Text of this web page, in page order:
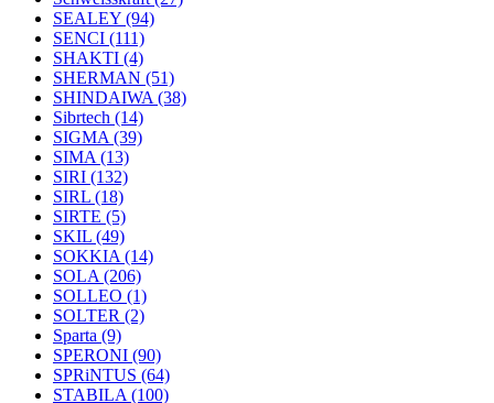
SEALEY (94)
SENCI (111)
SHAKTI (4)
SHERMAN (51)
SHINDAIWA (38)
Sibrtech (14)
SIGMA (39)
SIMA (13)
SIRI (132)
SIRL (18)
SIRTE (5)
SKIL (49)
SOKKIA (14)
SOLA (206)
SOLLEO (1)
SOLTER (2)
Sparta (9)
SPERONI (90)
SPRiNTUS (64)
STABILA (100)